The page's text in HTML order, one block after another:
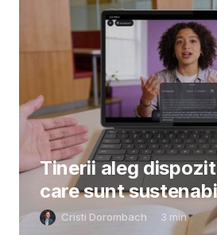
Tinerii aleg
care sunt
Cristi Dorombach 3 min